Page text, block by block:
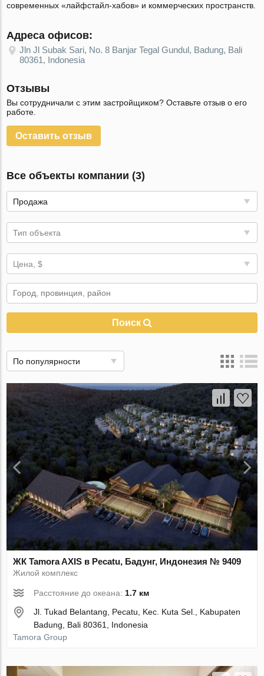
современных «лайфстайл-хабов» и коммерческих пространств.
Адреса офисов:
Jln Jl Subak Sari, No. 8 Banjar Tegal Gundul, Badung, Bali
80361, Indonesia
Отзывы
Вы сотрудничали с этим застройщиком? Оставьте отзыв о его
работе.
Оставить отзыв
Все объекты компании (3)
Продажа
Тип объекта
Цена, $
Поиск
По популярности
ЖК Tamora AХIS в Pecatu, Бадунг, Индонезия № 9409
Жилой комплекс
Расстояние до океана: 1.7 км
Jl. Tukad Belantang, Pecatu, Kec. Kuta Sel., Kabupaten
Badung, Bali 80361, Indonesia
Tamora Group